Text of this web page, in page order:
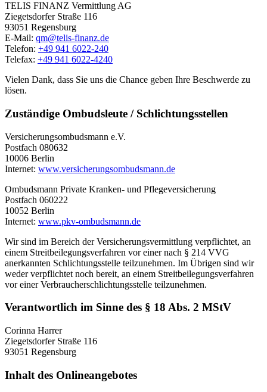
TELIS FINANZ Vermittlung AG
Ziegetsdorfer Straße 116
93051 Regensburg
E-Mail: qm@telis-finanz.de
Telefon: +49 941 6022-240
Telefax: +49 941 6022-4240
Vielen Dank, dass Sie uns die Chance geben Ihre Beschwerde zu
lösen.
Zuständige Ombudsleute / Schlichtungsstellen
Versicherungsombudsmann e.V.
Postfach 080632
10006 Berlin
Internet: www.versicherungsombudsmann.de
Ombudsmann Private Kranken- und Pflegeversicherung
Postfach 060222
10052 Berlin
Internet: www.pkv-ombudsmann.de
Wir sind im Bereich der Versicherungsvermittlung verpflichtet, an
einem Streitbeilegungsverfahren vor einer nach § 214 VVG
anerkannten Schlichtungsstelle teilzunehmen. Im Übrigen sind wir
weder verpflichtet noch bereit, an einem Streitbeilegungsverfahren
vor einer Verbraucherschlichtungsstelle teilzunehmen.
Verantwortlich im Sinne des § 18 Abs. 2 MStV
Corinna Harrer
Ziegetsdorfer Straße 116
93051 Regensburg
Inhalt des Onlineangebotes